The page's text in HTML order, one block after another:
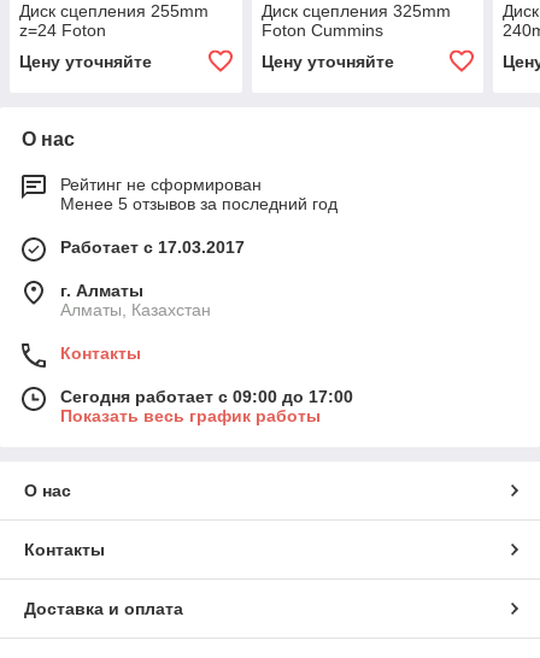
Диск сцепления 255mm
z=24 Foton
Цену уточняйте
Диск сцепления 325mm
Foton Cummins
Цену уточняйте
О нас
Рейтинг не сформирован
Менее 5 отзывов за последний год
Работает с 17.03.2017
г. Алматы
Алматы, Казахстан
Контакты
Сегодня работает с 09:00 до 17:00
Показать весь график работы
О нас
Контакты
Доставка и оплата